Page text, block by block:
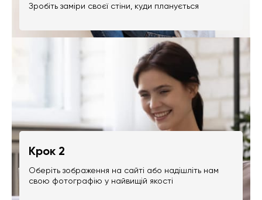
Зробіть заміри своєї стіни, куди планується
Крок 2
Оберіть зображення на сайті або надішліть нам
свою фотографію у найвищій якості